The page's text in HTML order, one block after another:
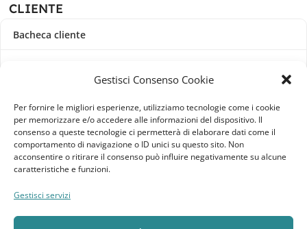
Gestisci Consenso Cookie
Per fornire le migliori esperienze, utilizziamo tecnologie come i cookie
per memorizzare e/o accedere alle informazioni del dispositivo. Il
consenso a queste tecnologie ci permetterà di elaborare dati come il
comportamento di navigazione o ID unici su questo sito. Non
acconsentire o ritirare il consenso può influire negativamente su alcune
caratteristiche e funzioni.
Gestisci servizi
CLIENTE
Bacheca cliente
Indirizzi
Metodi di pagamento
Dettagli account
Lista dei desideri